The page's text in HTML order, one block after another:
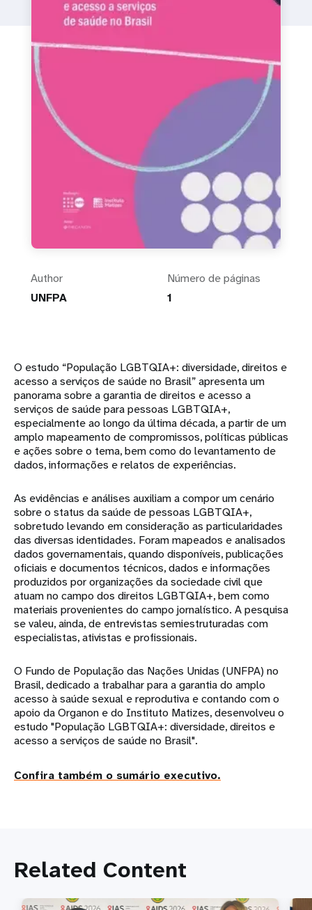
Author
UNFPA
Número de páginas
1
O estudo “População LGBTQIA+: diversidade, direitos e
acesso a serviços de saúde no Brasil” apresenta um
panorama sobre a garantia de direitos e acesso a
serviços de saúde para pessoas LGBTQIA+,
especialmente ao longo da última década, a partir de um
amplo mapeamento de compromissos, políticas públicas
e ações sobre o tema, bem como do levantamento de
dados, informações e relatos de experiências.
As evidências e análises auxiliam a compor um cenário
sobre o status da saúde de pessoas LGBTQIA+,
sobretudo levando em consideração as particularidades
das diversas identidades. Foram mapeados e analisados
dados governamentais, quando disponíveis, publicações
oficiais e documentos técnicos, dados e informações
produzidos por organizações da sociedade civil que
atuam no campo dos direitos LGBTQIA+, bem como
materiais provenientes do campo jornalístico. A pesquisa
se valeu, ainda, de entrevistas semiestruturadas com
especialistas, ativistas e profissionais.
O Fundo de População das Nações Unidas (UNFPA) no
Brasil, dedicado a trabalhar para a garantia do amplo
acesso à saúde sexual e reprodutiva e contando com o
apoio da Organon e do Instituto Matizes, desenvolveu o
estudo "População LGBTQIA+: diversidade, direitos e
acesso a serviços de saúde no Brasil".
Confira também o sumário executivo.
Related Content